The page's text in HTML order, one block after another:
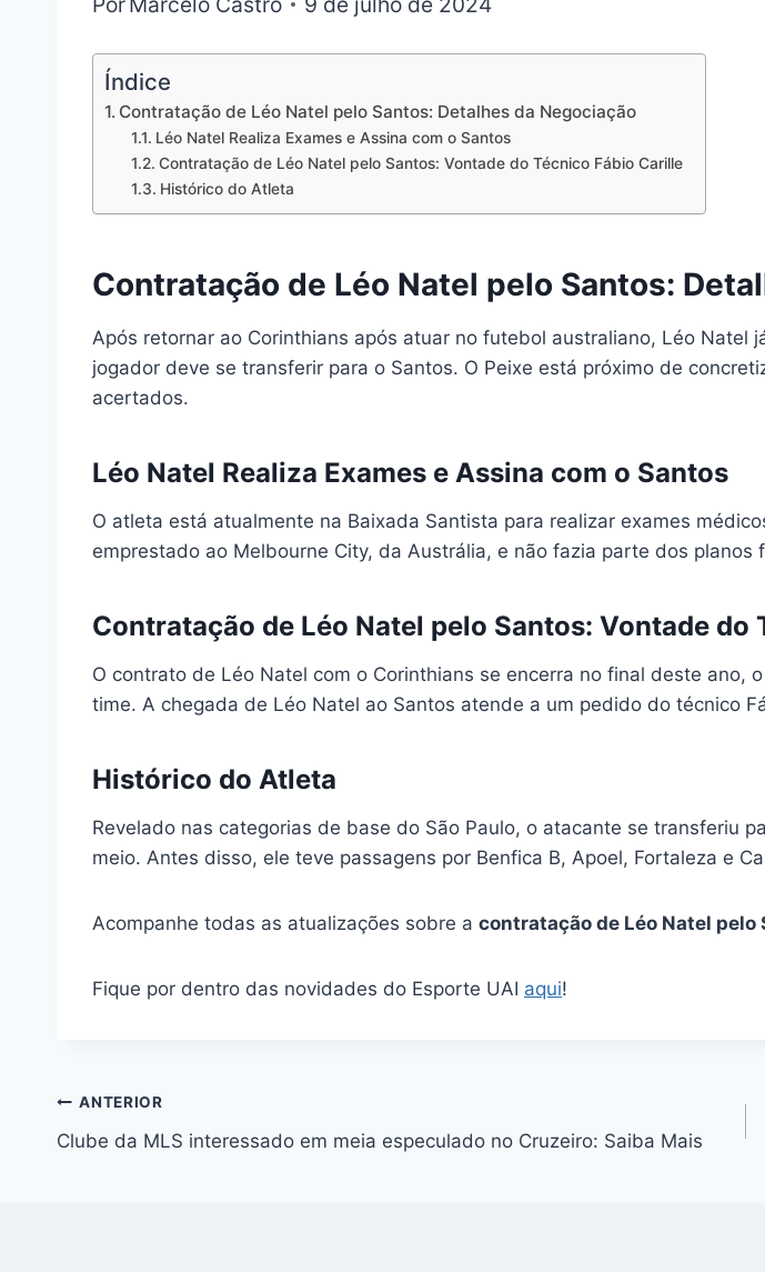
Índice
Contratação de Léo Natel pelo Santos: Detalhes da Negociação
Léo Natel Realiza Exames e Assina com o Santos
Contratação de Léo Natel pelo Santos: Vontade do Técnico Fábio Carille
Histórico do Atleta
Contratação de Léo Natel pelo Santos:
Após retornar ao Corinthians após atuar no futebol australiano, Léo
jogador deve se transferir para o Santos. O Peixe está próximo de
acertados.
Léo Natel Realiza Exames e Assina com o Santos
O atleta está atualmente na Baixada Santista para realizar exames
emprestado ao Melbourne City, da Austrália, e não fazia parte dos planos
Contratação de Léo Natel pelo Santos: Vontade do
O contrato de Léo Natel com o Corinthians se encerra no final deste
time. A chegada de Léo Natel ao Santos atende a um pedido do técnico
Histórico do Atleta
Revelado nas categorias de base do São Paulo, o atacante se transferiu
meio. Antes disso, ele teve passagens por Benfica B, Apoel, Fortaleza e
Acompanhe todas as atualizações sobre a contratação de Léo Natel pelo
Fique por dentro das novidades do Esporte UAI aqui!
Navegação
de
ANTERIOR
Clube da MLS interessado em meia especulado no Cruzeiro: Saiba Mais